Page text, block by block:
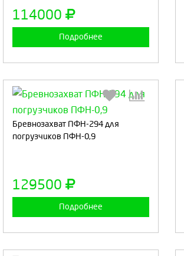
114000
Подробнее
Бревнозахват ПФН-294 для
погрузчиков ПФН-0,9
129500
Подробнее
Выберите количество:
Продолжить